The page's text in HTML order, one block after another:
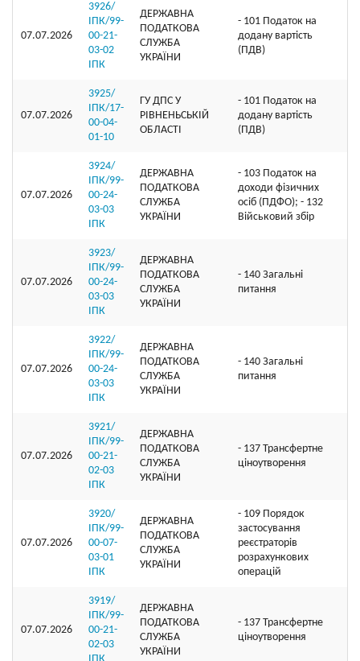
07.07.2026
3926/
ІПК/99-
00-21-
03-02
ІПК
ДЕРЖАВНА
ПОДАТКОВА
СЛУЖБА
УКРАЇНИ
- 101 Податок на
додану вартість
(ПДВ)
07.07.2026
3925/
ІПК/17-
00-04-
01-10
ГУ ДПС У
РІВНЕНЬСЬКІЙ
ОБЛАСТІ
- 101 Податок на
додану вартість
(ПДВ)
07.07.2026
3924/
ІПК/99-
00-24-
03-03
ІПК
ДЕРЖАВНА
ПОДАТКОВА
СЛУЖБА
УКРАЇНИ
- 103 Податок на
доходи фізичних
осіб (ПДФО); - 132
Військовий збір
07.07.2026
3923/
ІПК/99-
00-24-
03-03
ІПК
ДЕРЖАВНА
ПОДАТКОВА
СЛУЖБА
УКРАЇНИ
- 140 Загальні
питання
07.07.2026
3922/
ІПК/99-
00-24-
03-03
ІПК
ДЕРЖАВНА
ПОДАТКОВА
СЛУЖБА
УКРАЇНИ
- 140 Загальні
питання
07.07.2026
3921/
ІПК/99-
00-21-
02-03
ІПК
ДЕРЖАВНА
ПОДАТКОВА
СЛУЖБА
УКРАЇНИ
- 137 Трансфертне
ціноутворення
07.07.2026
3920/
ІПК/99-
00-07-
03-01
ІПК
ДЕРЖАВНА
ПОДАТКОВА
СЛУЖБА
УКРАЇНИ
- 109 Порядок
застосування
реєстраторів
розрахункових
операцій
07.07.2026
3919/
ІПК/99-
00-21-
02-03
ДЕРЖАВНА
ПОДАТКОВА
СЛУЖБА
УКРАЇНИ
- 137 Трансфертне
ціноутворення